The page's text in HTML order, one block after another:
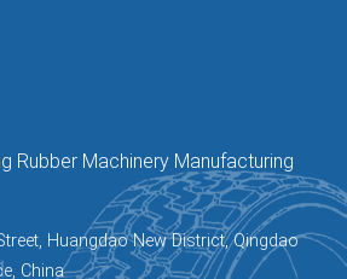
Rubber Machinery Manufacturing
Huangdao New District, Qingdao
China